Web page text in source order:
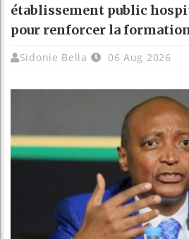
établissement public
pour renforcer la
Sidonie Bella 06 Aug 2026